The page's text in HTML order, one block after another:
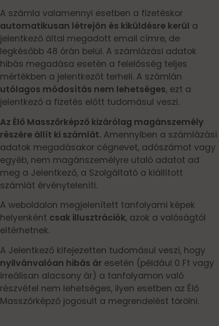
A számla valamennyi esetben a fizetéskor
automatikusan létrejön és kiküldésre kerül a
jelentkező által megadott email címre, de
legkésőbb 48 órán belül. A számlázási adatok
hibás megadása esetén a felelősség teljes
mértékben a jelentkezőt terheli. A számlán
utólagos módosítás nem lehetséges, ezt a
jelentkező a fizetés előtt tudomásul veszi.
Az Élő Masszőrképző kizárólag magánszemély
részére állít ki számlát. Amennyiben a számlázási
adatok megadásakor cégnevet, adószámot vagy
egyéb, nem magánszemélyre utaló adatot ad
meg a Jelentkező, a Szolgáltató a kiállított
számlát érvényteleníti.
A weboldalon megjelenített tanfolyami képek
helyenként csak illusztrációk, azok a valóságtól
eltérhetnek.
A Jelentkező kifejezetten tudomásul veszi, hogy
nyilvánvalóan hibás ár esetén (például 0 Ft vagy
irreálisan alacsony ár) a tanfolyamon való
részvétel nem lehetséges, ilyen esetben az Élő
Masszőrképző jogosult a megrendelést törölni.